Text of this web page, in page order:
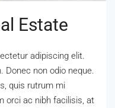
Estate
adipiscing elit.
Donec non odio neque.
quis rutrum mi
orci ac nibh facilisis, at